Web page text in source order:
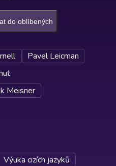
do oblíbených
Pavel Leicman
Meisner
Výuka cizích jazyků